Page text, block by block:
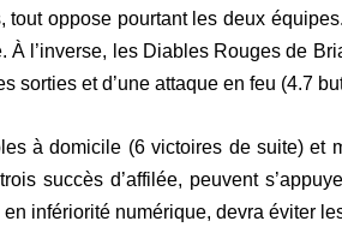
oppose pourtant les deux
À l’inverse, les Diables Rouges de
sorties et d’une attaque en feu (4.7
à domicile (6 victoires de suite)
succès d’affilée, peuvent
infériorité numérique, devra éviter